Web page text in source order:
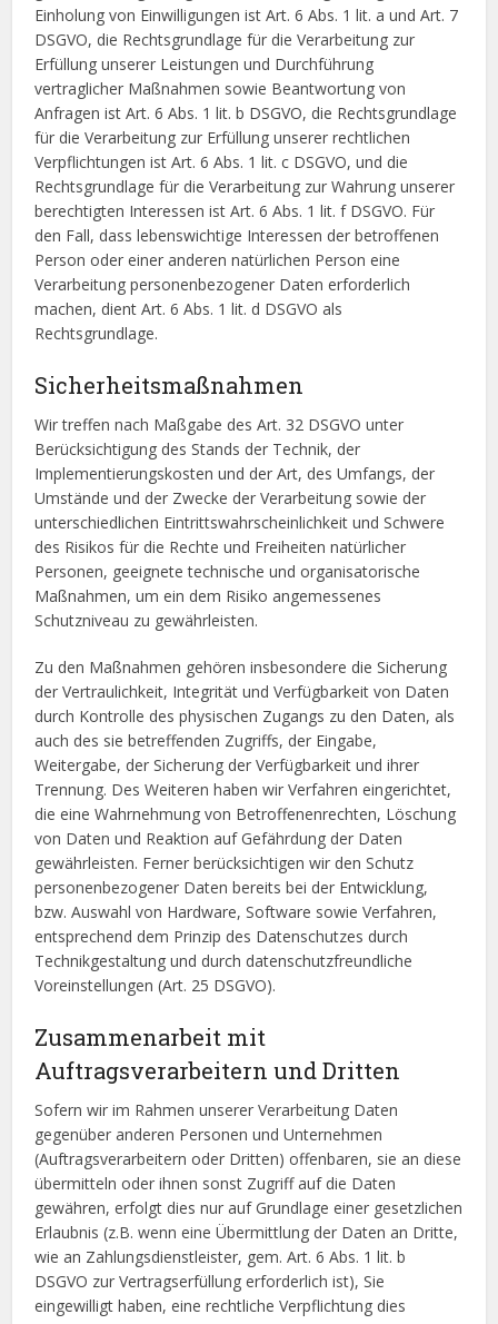
Einholung von Einwilligungen ist Art. 6 Abs. 1 lit. a und Art. 7
DSGVO, die Rechtsgrundlage für die Verarbeitung zur
Erfüllung unserer Leistungen und Durchführung
vertraglicher Maßnahmen sowie Beantwortung von
Anfragen ist Art. 6 Abs. 1 lit. b DSGVO, die Rechtsgrundlage
für die Verarbeitung zur Erfüllung unserer rechtlichen
Verpflichtungen ist Art. 6 Abs. 1 lit. c DSGVO, und die
Rechtsgrundlage für die Verarbeitung zur Wahrung unserer
berechtigten Interessen ist Art. 6 Abs. 1 lit. f DSGVO. Für
den Fall, dass lebenswichtige Interessen der betroffenen
Person oder einer anderen natürlichen Person eine
Verarbeitung personenbezogener Daten erforderlich
machen, dient Art. 6 Abs. 1 lit. d DSGVO als
Rechtsgrundlage.
Sicherheitsmaßnahmen
Wir treffen nach Maßgabe des Art. 32 DSGVO unter
Berücksichtigung des Stands der Technik, der
Implementierungskosten und der Art, des Umfangs, der
Umstände und der Zwecke der Verarbeitung sowie der
unterschiedlichen Eintrittswahrscheinlichkeit und Schwere
des Risikos für die Rechte und Freiheiten natürlicher
Personen, geeignete technische und organisatorische
Maßnahmen, um ein dem Risiko angemessenes
Schutzniveau zu gewährleisten.
Zu den Maßnahmen gehören insbesondere die Sicherung
der Vertraulichkeit, Integrität und Verfügbarkeit von Daten
durch Kontrolle des physischen Zugangs zu den Daten, als
auch des sie betreffenden Zugriffs, der Eingabe,
Weitergabe, der Sicherung der Verfügbarkeit und ihrer
Trennung. Des Weiteren haben wir Verfahren eingerichtet,
die eine Wahrnehmung von Betroffenenrechten, Löschung
von Daten und Reaktion auf Gefährdung der Daten
gewährleisten. Ferner berücksichtigen wir den Schutz
personenbezogener Daten bereits bei der Entwicklung,
bzw. Auswahl von Hardware, Software sowie Verfahren,
entsprechend dem Prinzip des Datenschutzes durch
Technikgestaltung und durch datenschutzfreundliche
Voreinstellungen (Art. 25 DSGVO).
Zusammenarbeit mit
Auftragsverarbeitern und Dritten
Sofern wir im Rahmen unserer Verarbeitung Daten
gegenüber anderen Personen und Unternehmen
(Auftragsverarbeitern oder Dritten) offenbaren, sie an diese
übermitteln oder ihnen sonst Zugriff auf die Daten
gewähren, erfolgt dies nur auf Grundlage einer gesetzlichen
Erlaubnis (z.B. wenn eine Übermittlung der Daten an Dritte,
wie an Zahlungsdienstleister, gem. Art. 6 Abs. 1 lit. b
DSGVO zur Vertragserfüllung erforderlich ist), Sie
eingewilligt haben, eine rechtliche Verpflichtung dies